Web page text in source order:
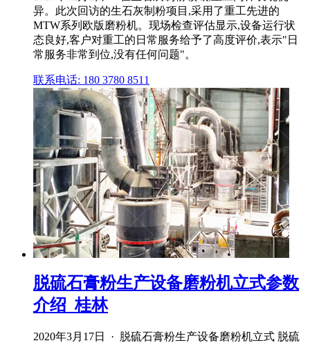
异。此次回访的生石灰制粉项目,采用了重工先进的
MTW系列欧版磨粉机。现场检查评估显示,设备运行状
态良好,客户对重工的日常服务给予了高度评价,表示"日
常服务非常到位,没有任何问题"。
联系电话: 180 3780 8511
脱硫石膏粉生产设备磨粉机立式参数
介绍_桂林
2020年3月17日 · 脱硫石膏粉生产设备磨粉机立式 脱硫